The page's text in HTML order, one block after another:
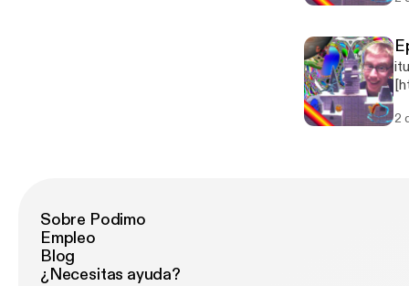
2
Sobre Podimo
Empleo
Blog
¿Necesitas ayuda?